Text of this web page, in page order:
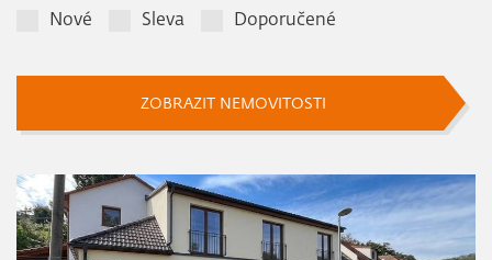
Nové Sleva Doporučené
ZOBRAZIT NEMOVITOSTI